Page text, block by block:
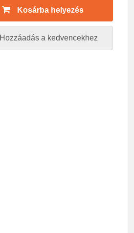
Kosárba helyezés
Hozzáadás a kedvencekhez